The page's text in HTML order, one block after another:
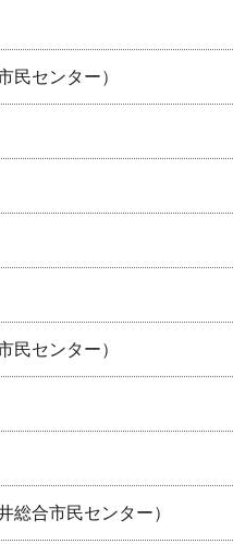
民センター）
民センター）
総合市民センター）